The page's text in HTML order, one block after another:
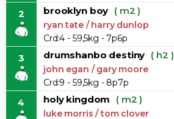
2 brooklyn boy ( m2 )
ryan tate / harry dunlop
Crd:4 - 59,5kg - 7p6p
3 drumshanbo destiny ( h2 )
john egan / gary moore
Crd:9 - 59,5kg - 8p7p
4 holy kingdom ( m2 )
luke morris / tom clover